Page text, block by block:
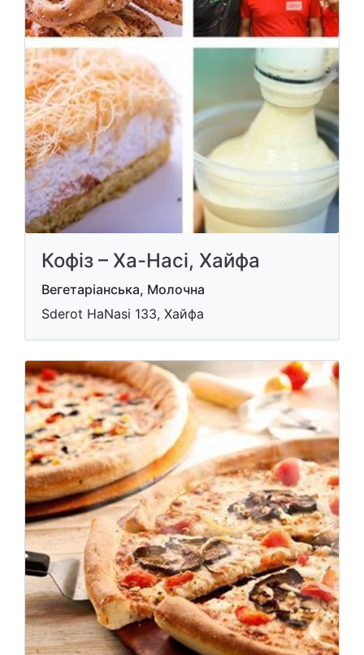
Кофіз – Ха-Насі, Хайфа
Вегетаріанська, Молочна
Sderot HaNasi 133, Хайфа